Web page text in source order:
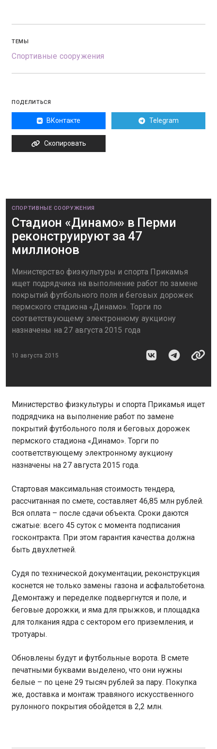
ТЕМЫ
Спортивные сооружения
ПОДЕЛИТЬСЯ
ВКонтакте Telegram
Скопировать
СПОРТИВНЫЕ СООРУЖЕНИЯ
Стадион «Динамо» в Перми
реконструируют за 47
миллионов
Министерство физкультуры и спорта Прикамья
ищет подрядчика на выполнение работ по замене
покрытий футбольного поля и беговых дорожек
пермского стадиона «Динамо». Торги по
соответствующему электронному аукциону
назначены на 27 августа 2015 года
10 августа 2015
Министерство физкультуры и спорта Прикамья ищет
подрядчика на выполнение работ по замене
покрытий футбольного поля и беговых дорожек
пермского стадиона «Динамо». Торги по
соответствующему электронному аукциону
назначены на 27 августа 2015 года.
Стартовая максимальная стоимость тендера,
рассчитанная по смете, составляет 46,85 млн рублей.
Вся оплата – после сдачи объекта. Сроки даются
сжатые: всего 45 суток с момента подписания
госконтракта. При этом гарантия качества должна
быть двухлетней.
Судя по технической документации, реконструкция
коснется не только замены газона и асфальтобетона.
Демонтажу и переделке подвергнутся и поле, и
беговые дорожки, и яма для прыжков, и площадка
для толкания ядра с сектором его приземления, и
тротуары.
Обновлены будут и футбольные ворота. В смете
печатными буквами выделено, что они нужны
белые – по цене 29 тысяч рублей за пару. Покупка
же, доставка и монтаж травяного искусственного
рулонного покрытия обойдется в 2,2 млн.